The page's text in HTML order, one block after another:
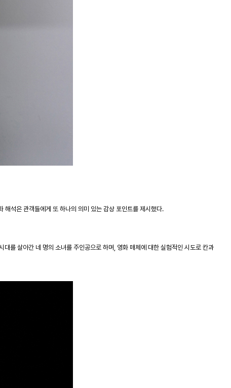
해석은 관객들에게 또 하나의 의미 있는 감상 포인트를 제시했다.
대를 살아간 네 명의 소녀를 주인공으로 하며
영화 매체에 대한 실험적인 시도로 칸과